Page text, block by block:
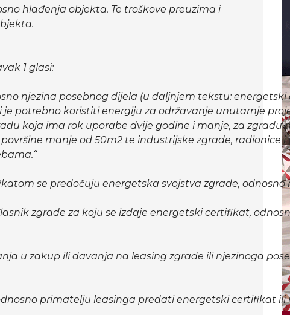
hlađenja objekta. Te troškove preuzima i
1 glasi:
njezina posebnog dijela (u daljnjem tekstu: energetski
je potrebno koristiti energiju za održavanje unutarnje
koja ima rok uporabe dvije godine i manje, za zgradu
manje od 50m2 te industrijske zgrade, radionice
se predočuju energetska svojstva zgrade, odnosno
zgrade za koju se izdaje energetski certifikat,
u zakup ili davanja na leasing zgrade ili njezinoga
primatelju leasinga predati energetski certifikat ili